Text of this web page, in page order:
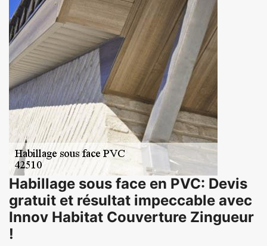
Habillage sous face en PVC: Devis
gratuit et résultat impeccable avec
Innov Habitat Couverture Zingueur
!